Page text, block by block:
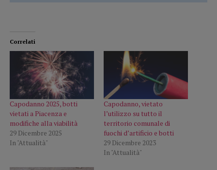
Correlati
Capodanno 2025, botti
vietati a Piacenza e
modifiche alla viabilità
29 Dicembre 2025
In "Attualità"
Capodanno, vietato
l’utilizzo su tutto il
territorio comunale di
fuochi d’artificio e botti
29 Dicembre 2023
In "Attualità"